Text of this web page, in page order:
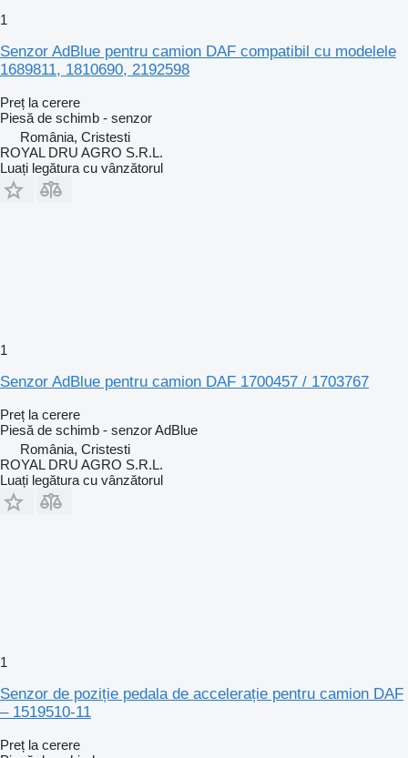
1
Senzor AdBlue pentru camion DAF compatibil cu modelele
1689811, 1810690, 2192598
Preț la cerere
Piesă de schimb - senzor
România, Cristesti
ROYAL DRU AGRO S.R.L.
Luați legătura cu vânzătorul
1
Senzor AdBlue pentru camion DAF 1700457 / 1703767
Preț la cerere
Piesă de schimb - senzor AdBlue
România, Cristesti
ROYAL DRU AGRO S.R.L.
Luați legătura cu vânzătorul
1
Senzor de poziție pedala de accelerație pentru camion DAF
– 1519510-11
Preț la cerere